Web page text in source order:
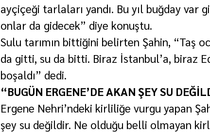
ayçiçeği tarlaları yandı. Bu yıl buğday var
onlar da gidecek” diye konuştu.
Sulu tarımın bittiğini belirten Şahin, “Taş
da gitti, su da bitti. Biraz İstanbul’a, biraz
boşaldı” dedi.
“BUGÜN ERGENE’DE AKAN ŞEY SU
Ergene Nehri’ndeki kirliliğe vurgu yapan
şey su değildir. Ne olduğu belli olmayan